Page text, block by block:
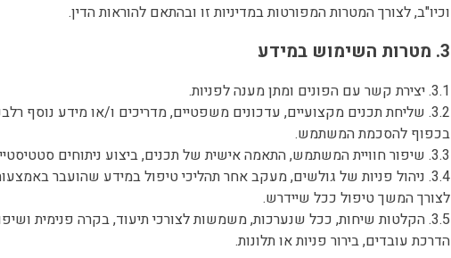
וכיו"ב, לצורך המטרות המפורטות במדיניות זו ובהתאם להוראות הדין.
3. מטרות השימוש במידע
3.1. יצירת קשר עם הפונים ומתן מענה לפניות.
3.2. שליחת תכנים מקצועיים, עדכונים משפטיים, מדריכים ו/או מידע נוסף
בכפוף להסכמת המשתמש.
3.3. שיפור חוויית המשתמש, התאמה אישית של תכנים, ביצוע ניתוחים סטטיסטיים ואנליטיים.
3.4. ניהול פניות של גולשים, מעקב אחר תהליכי טיפול במידע שהועבר
לצורך המשך טיפול ככל שיידרש.
3.5. הקלטות שיחות, ככל שנערכות, משמשות לצורכי תיעוד, בקרה פנימית
הדרכת עובדים, בירור פניות או תלונות.